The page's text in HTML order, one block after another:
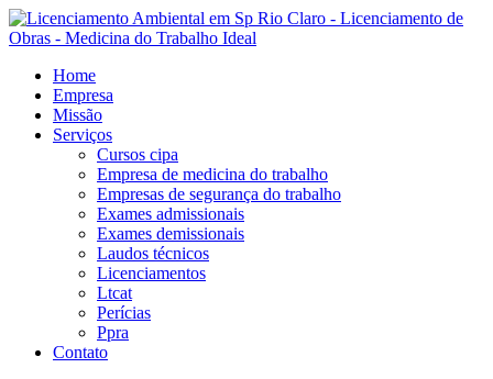
Home
Empresa
Missão
Serviços
Cursos cipa
Empresa de medicina do trabalho
Empresas de segurança do trabalho
Exames admissionais
Exames demissionais
Laudos técnicos
Licenciamentos
Ltcat
Perícias
Ppra
Contato